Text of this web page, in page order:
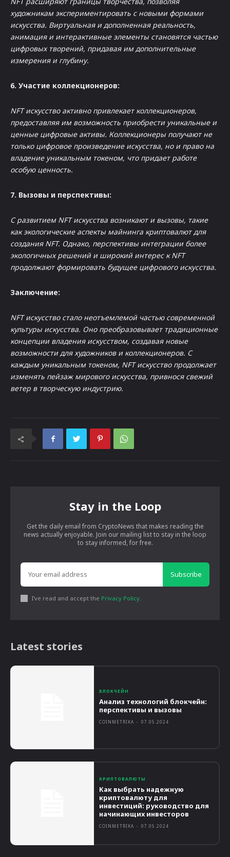
художникам экспериментировать с новыми формами
искусства. Виртуальная и дополненная реальность,
анимация и интерактивные элементы становятся частью
цифровых творений, придавая им дополнительные
измерения и глубину.
6. Участие коллекционеров:
NFT искусство активно привлекает коллекционеров,
предоставляя им возможность приобрести уникальные и
ценные цифровые активы. Коллекционеры получают не
только цифровое произведение искусства, но и право на
владение уникальным токеном, что придает работе
особую ценность.
7. Вызовы и перспективы:
С развитием NFT искусства возникают и вызовы, такие
как экологические аспекты майнинга криптовалют для
создания NFT. Однако, перспективы интеграции более
экологичных решений и широкий интерес к NFT
продолжают формировать будущее цифрового искусства.
Заключение:
NFT искусство стало неотъемлемой частью современной
культуры искусства. Оно преобразовывает традиционные
концепции владения искусством, создавая новые
возможности для художников и коллекционеров. С
каждым уникальным токеном, NFT искусство продолжает
изменять пейзаж мирового искусства, привнося свежий
ветер в творческую индустрию.
Stay in the Loop
Get the daily email from CryptoNews that makes reading the
news actually enjoyable. Join our mailing list to stay in the loop
to stay informed, for free.
Subscribe
I've read and accept the Privacy Policy.
Latest stories
БЛОКЧЕЙН
Анализ технологий блокчейн:
перспективы и вызовы
COINMETRIKA - 07.05.2024
КРИПТОВАЛЮТЫ
Как выбрать надежную
криптовалюту для
инвестиций: руководство для
начинающих инвесторов
COINMETRIKA - 07.05.2024